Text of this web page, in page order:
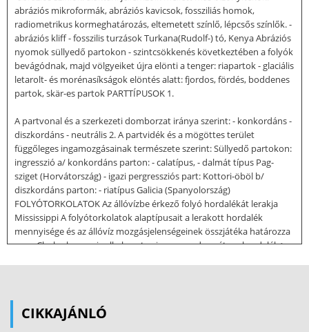
abráziós mikroformák, abráziós kavicsok, fossziliás homok,
radiometrikus kormeghatározás, eltemetett színlő, lépcsős színlők. -
abráziós kliff - fosszilis turzások Turkana(Rudolf-) tó, Kenya Abráziós
nyomok süllyedő partokon - szintcsökkenés következtében a folyók
bevágódnak, majd völgyeiket újra elönti a tenger: riapartok - glaciális
letarolt- és morénasíkságok elöntés alatt: fjordos, fördés, boddenes
partok, skär-es partok PARTTÍPUSOK 1.
A partvonal és a szerkezeti domborzat iránya szerint: - konkordáns -
diszkordáns - neutrális 2. A partvidék és a mögöttes terület
függőleges ingamozgásainak természete szerint: Süllyedő partokon:
ingresszió a/ konkordáns parton: - calatípus, - dalmát típus Pag-
sziget (Horvátország) - igazi pergressziós part: Kottori-öböl b/
diszkordáns parton: - riatípus Galicia (Spanyolország)
FOLYÓTORKOLATOK Az állóvízbe érkező folyó hordalékát lerakja
Mississippi A folyótorkolatok alaptípusait a lerakott hordalék
mennyisége és az állóvíz mozgásjelenségeinek összjátéka határozza
meg. Cholnoky erre is alkalmazta viszonyrendszerét: - a hordalék >
CIKKAJÁNLÓ